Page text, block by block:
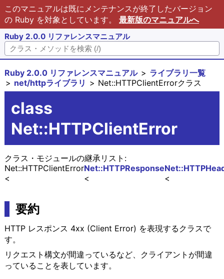
このマニュアルは既にメンテナンスが終了したバージョン
の Ruby を対象としています。 最新版のマニュアルへ
Ruby 2.0.0 リファレンスマニュアル
Ruby 2.0.0 リファレンスマニュアル
ライブラリ一覧
net/httpライブラリ
Net::HTTPClientErrorクラス
class
Net::HTTPClientError
クラス・モジュールの継承リスト:
Net::HTTPResponse
Net::HTTPClientError
要約
HTTP レスポンス 4xx (Client Error) を表現するクラスで
す。
リクエスト構文が間違っているなど、クライアントが間違
っていることを表しています。